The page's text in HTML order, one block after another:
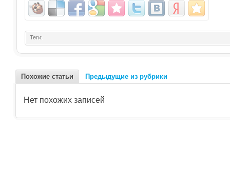
Теги:
Похожие статьи Предыдущие из рубрики
Нет похожих записей